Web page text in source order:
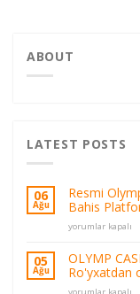
ABOUT
LATEST POSTS
06
Ağu
Resmi
Bahis
Resmi
Online
Casino
Olymp
yorumlar kapalı
05
Ağu
OLYMP
Ro'yxatdan
OLYMP